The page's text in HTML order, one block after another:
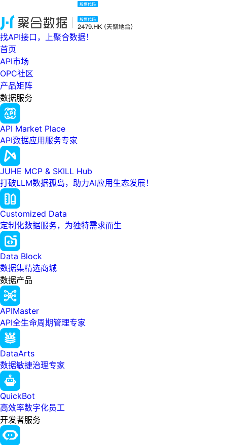
找API接口，上聚合数据！
首页
API市场
OPC社区
产品矩阵
数据服务
API Market Place
API数据应用服务专家
JUHE MCP & SKILL Hub
打破LLM数据孤岛，助力AI应用生态发展！
Customized Data
定制化数据服务，为独特需求而生
Data Block
数据集精选商城
数据产品
APIMaster
API全生命周期管理专家
DataArts
数据敏捷治理专家
QuickBot
高效率数字化员工
开发者服务